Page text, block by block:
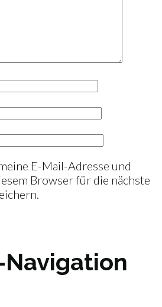
E-Mail-Adresse und
Browser für die nächste